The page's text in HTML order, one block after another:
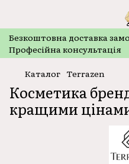
Безкоштовнa доставка
Професійна консультація
Каталог Terrazen
Косметика
кращими